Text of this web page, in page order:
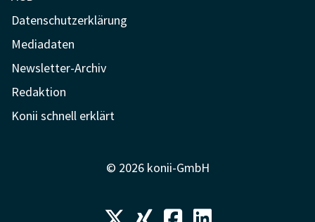
Datenschutzerklärung
Mediadaten
Newsletter-Archiv
Redaktion
Konii schnell erklärt
© 2026 konii-GmbH